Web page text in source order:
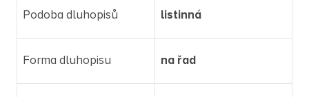
Podoba dluhopisů listinná
Forma dluhopisu na řad